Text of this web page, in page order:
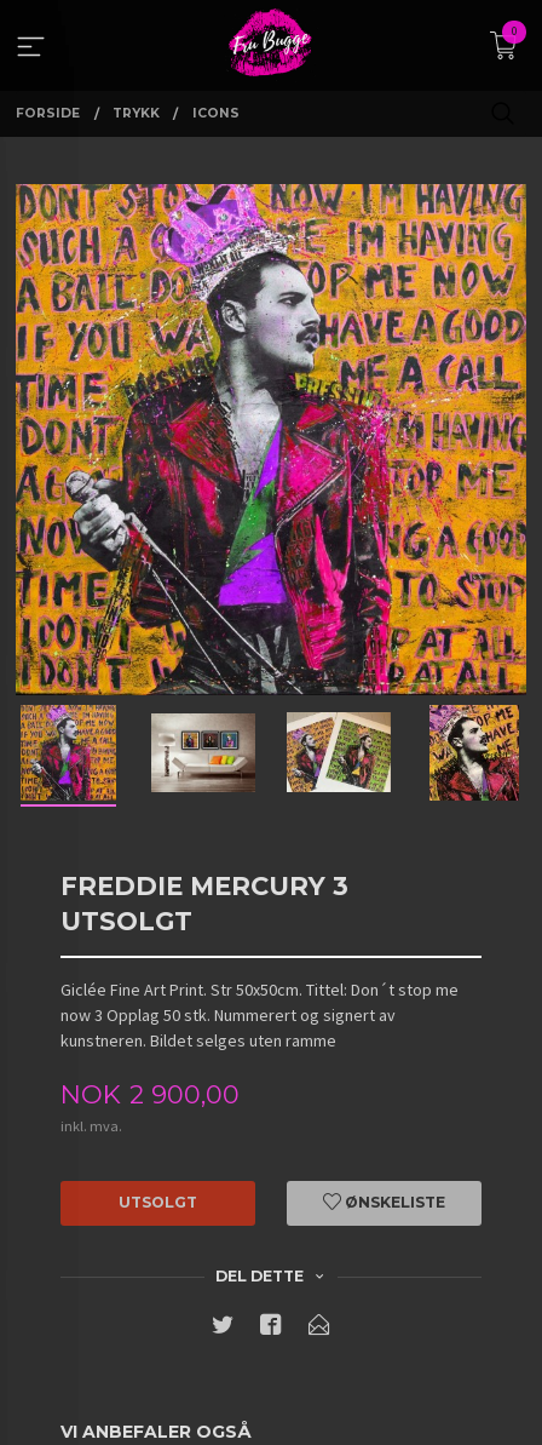
innholdet
0
FORSIDE TRYKK ICONS
FREDDIE MERCURY 3
UTSOLGT
Giclée Fine Art Print. Str 50x50cm. Tittel: Don´t stop me
now 3 Opplag 50 stk. Nummerert og signert av
kunstneren. Bildet selges uten ramme
Pris
NOK 2 900,00
inkl. mva.
UTSOLGT ØNSKELISTE
DEL DETTE
VI ANBEFALER OGSÅ